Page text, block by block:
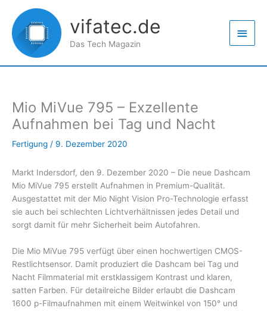
Inhalt
springen
vifatec.de
Das Tech Magazin
Mio MiVue 795 – Exzellente
Aufnahmen bei Tag und Nacht
Fertigung / 9. Dezember 2020
Markt Indersdorf, den 9. Dezember 2020 – Die neue Dashcam
Mio MiVue 795 erstellt Aufnahmen in Premium-Qualität.
Ausgestattet mit der Mio Night Vision Pro-Technologie erfasst
sie auch bei schlechten Lichtverhältnissen jedes Detail und
sorgt damit für mehr Sicherheit beim Autofahren.
Die Mio MiVue 795 verfügt über einen hochwertigen CMOS-
Restlichtsensor. Damit produziert die Dashcam bei Tag und
Nacht Filmmaterial mit erstklassigem Kontrast und klaren,
satten Farben. Für detailreiche Bilder erlaubt die Dashcam
1600 p-Filmaufnahmen mit einem Weitwinkel von 150° und